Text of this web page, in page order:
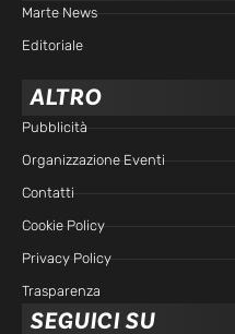
Marte News
Editoriale
ALTRO
Pubblicità
Organizzazione Eventi
Contatti
Cookie Policy
Privacy Policy
Trasparenza
SEGUICI SU